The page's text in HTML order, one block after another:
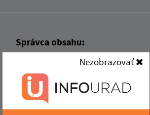
Nezobrazovať
Správca obsahu:
Správca obsahu je Obec Kysak.
Vytvorené v súlade s
dizajn manuálom elektronických
služieb.